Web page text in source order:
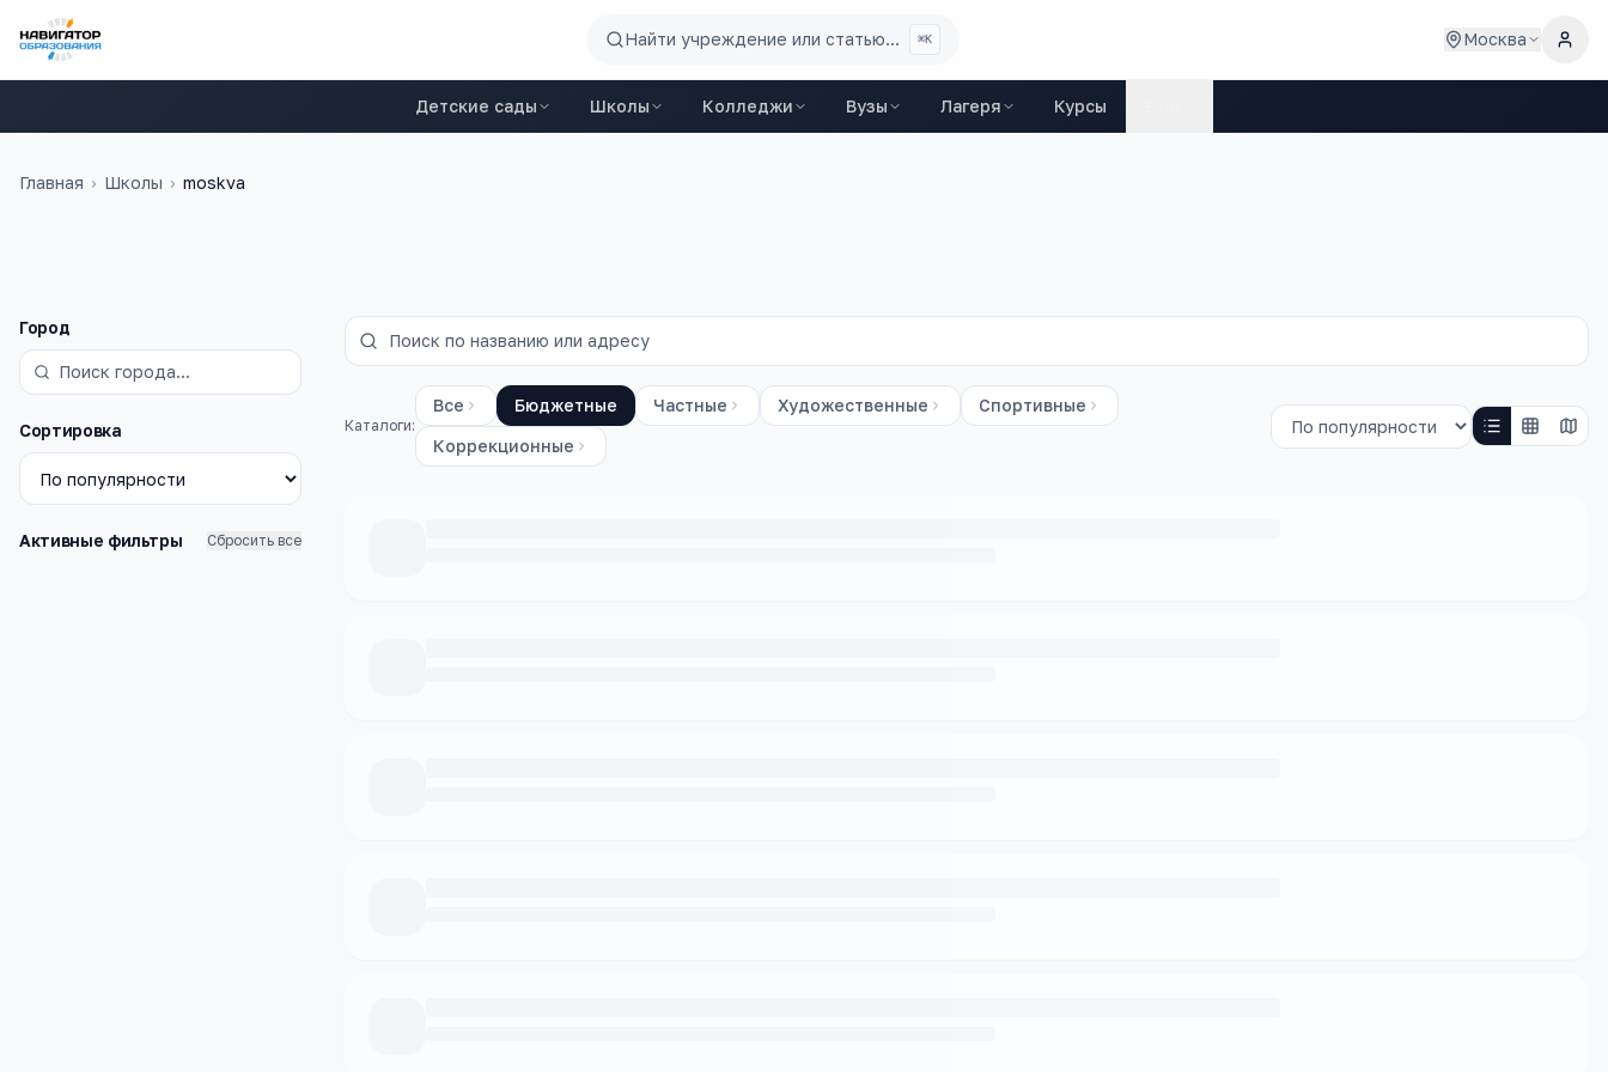
Найти учреждение или статью... ⌘K Москва
Детские сады Школы Колледжи Вузы Лагеря Курсы
Главная › Школы › moskva
Фильтры
Город
Сортировка
Активные фильтры Сбросить все
Каталоги:
Все Бюджетные Частные Художественные
Спортивные
Коррекционные